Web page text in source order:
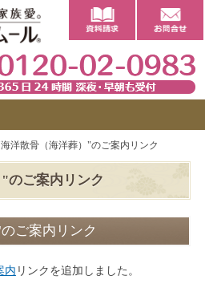
のご案内リンク
ご案内リンク
内 リンクを追加しました。
洋散骨（海洋葬）"のご案内リンク